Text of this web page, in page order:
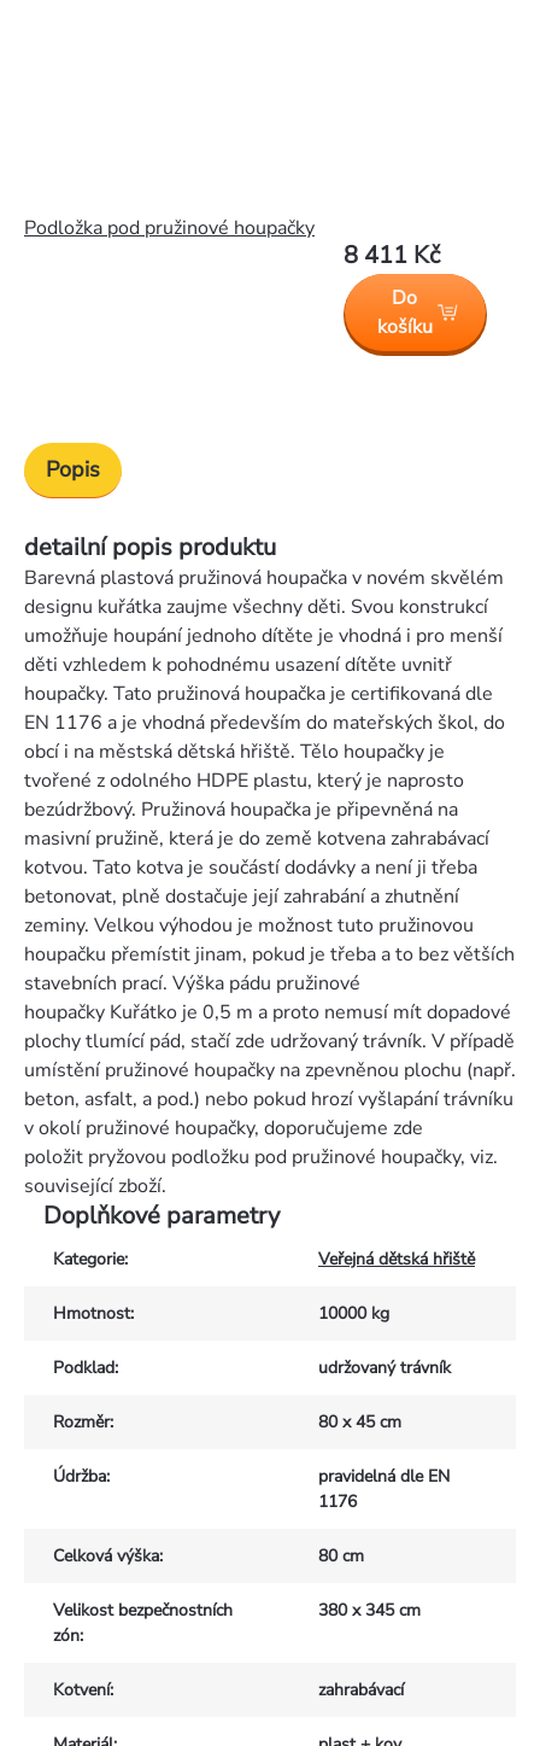
Podložka pod pružinové houpačky
8 411 Kč
Do
košíku
Popis
detailní popis produktu
Barevná plastová pružinová houpačka v novém skvělém
designu kuřátka zaujme všechny děti. Svou konstrukcí
umožňuje houpání jednoho dítěte je vhodná i pro menší
děti vzhledem k pohodnému usazení dítěte uvnitř
houpačky. Tato pružinová houpačka je certifikovaná dle
EN 1176 a je vhodná především do mateřských škol, do
obcí i na městská dětská hřiště. Tělo houpačky je
tvořené z odolného HDPE plastu, který je naprosto
bezúdržbový. Pružinová houpačka je připevněná na
masivní pružině, která je do země kotvena zahrabávací
kotvou. Tato kotva je součástí dodávky a není ji třeba
betonovat, plně dostačuje její zahrabání a zhutnění
zeminy. Velkou výhodou je možnost tuto pružinovou
houpačku přemístit jinam, pokud je třeba a to bez větších
stavebních prací. Výška pádu pružinové
houpačky Kuřátko je 0,5 m a proto nemusí mít dopadové
plochy tlumící pád, stačí zde udržovaný trávník. V případě
umístění pružinové houpačky na zpevněnou plochu (např.
beton, asfalt, a pod.) nebo pokud hrozí vyšlapání trávníku
v okolí pružinové houpačky, doporučujeme zde
položit pryžovou podložku pod pružinové houpačky, viz.
související zboží.
Doplňkové parametry
Kategorie: Veřejná dětská hřiště
Hmotnost: 10000 kg
Podklad: udržovaný trávník
Rozměr: 80 x 45 cm
Údržba:
pravidelná dle EN
1176
Celková výška: 80 cm
Velikost bezpečnostních
zón:
380 x 345 cm
Kotvení: zahrabávací